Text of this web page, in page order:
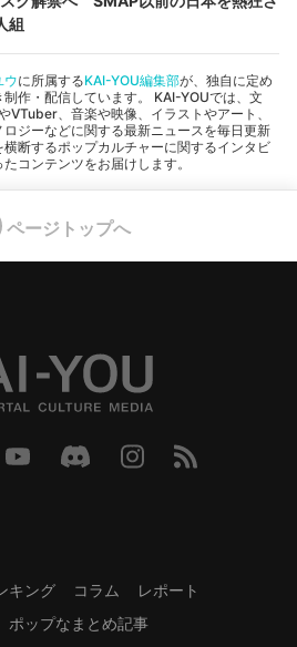
組
ウに所属するKAI-YOU編集部が、独自に定め
制作・配信しています。 KAI-YOUでは、文
VTuber、音楽や映像、イラストやアート、
ジーなどに関する最新ニュースを毎日更新
断するポップカルチャーに関するインタビ
コンテンツをお届けします。
ページトップへ
キング コラム
レポート
ポップなまとめ記事